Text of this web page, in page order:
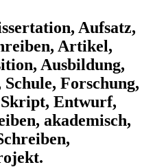
Aufsatz,
Artikel,
Ausbildung,
Forschung,
Entwurf,
akademisch,